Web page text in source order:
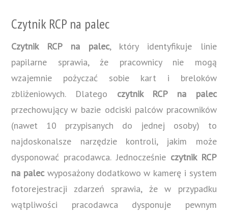
Czytnik RCP na palec
Czytnik RCP na palec, który identyfikuje linie
papilarne sprawia, że pracownicy nie mogą
wzajemnie pożyczać sobie kart i breloków
zbliżeniowych. Dlatego czytnik RCP na palec
przechowujący w bazie odciski palców pracowników
(nawet 10 przypisanych do jednej osoby) to
najdoskonalsze narzędzie kontroli, jakim może
dysponować pracodawca. Jednocześnie czytnik RCP
na palecwyposażony dodatkowo w kamerę i system
fotorejestracji zdarzeń sprawia, że w przypadku
wątpliwości pracodawca dysponuje pewnym